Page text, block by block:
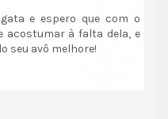
e espero que com o
acostumar à falta dela, e
seu avô melhore!